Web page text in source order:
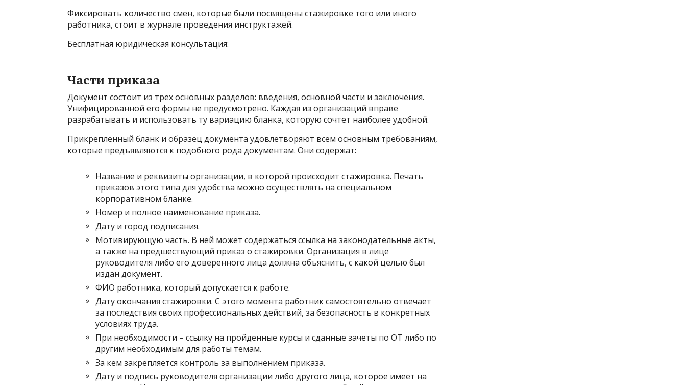
Фиксировать количество смен, которые были посвящены стажировке того или иного
работника, стоит в журнале проведения инструктажей.
Бесплатная юридическая консультация:
Части приказа
Документ состоит из трех основных разделов: введения, основной части и заключения.
Унифицированной его формы не предусмотрено. Каждая из организаций вправе
разрабатывать и использовать ту вариацию бланка, которую сочтет наиболее удобной.
Прикрепленный бланк и образец документа удовлетворяют всем основным требованиям,
которые предъявляются к подобного рода документам. Они содержат:
Название и реквизиты организации, в которой происходит стажировка. Печать
приказов этого типа для удобства можно осуществлять на специальном
корпоративном бланке.
Номер и полное наименование приказа.
Дату и город подписания.
Мотивирующую часть. В ней может содержаться ссылка на законодательные акты,
а также на предшествующий приказ о стажировки. Организация в лице
руководителя либо его доверенного лица должна объяснить, с какой целью был
издан документ.
ФИО работника, который допускается к работе.
Дату окончания стажировки. С этого момента работник самостоятельно отвечает
за последствия своих профессиональных действий, за безопасность в конкретных
условиях труда.
При необходимости – ссылку на пройденные курсы и сданные зачеты по ОТ либо по
другим необходимым для работы темам.
За кем закрепляется контроль за выполнением приказа.
Дату и подпись руководителя организации либо другого лица, которое имеет на